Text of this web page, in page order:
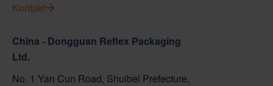
Kontakt
China - Dongguan Reflex Packaging
Ltd.
No. 1 Yan Cun Road, Shuibei Prefecture,